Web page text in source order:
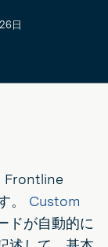
日
Frontline
。 Custom
ドが自動的に